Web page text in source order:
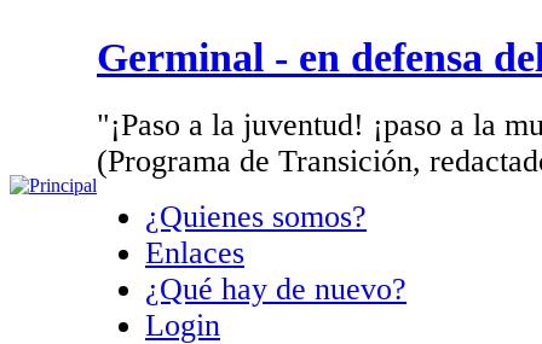
Germinal - en defensa
"¡Paso a la juventud! ¡paso a la
(Programa de Transición,
¿Quienes somos?
Enlaces
¿Qué hay de nuevo?
Login